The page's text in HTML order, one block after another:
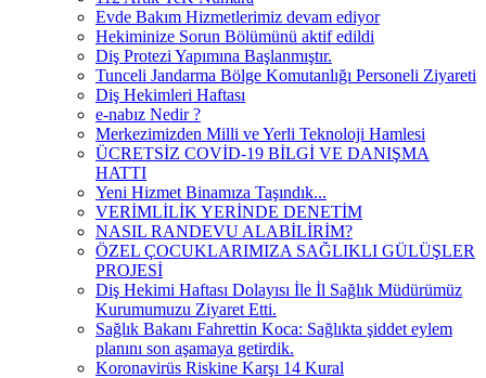
Evde Bakım Hizmetlerimiz devam ediyor
Hekiminize Sorun Bölümünü aktif edildi
Diş Protezi Yapımına Başlanmıştır.
Tunceli Jandarma Bölge Komutanlığı Personeli Ziyareti
Diş Hekimleri Haftası
e-nabız Nedir ?
Merkezimizden Milli ve Yerli Teknoloji Hamlesi
ÜCRETSİZ COVİD-19 BİLGİ VE DANIŞMA
HATTI
Yeni Hizmet Binamıza Taşındık...
VERİMLİLİK YERİNDE DENETİM
NASIL RANDEVU ALABİLİRİM?
ÖZEL ÇOCUKLARIMIZA SAĞLIKLI GÜLÜŞLER
PROJESİ
Diş Hekimi Haftası Dolayısı İle İl Sağlık Müdürümüz
Kurumumuzu Ziyaret Etti.
Sağlık Bakanı Fahrettin Koca: Sağlıkta şiddet eylem
planını son aşamaya getirdik.
Koronavirüs Riskine Karşı 14 Kural